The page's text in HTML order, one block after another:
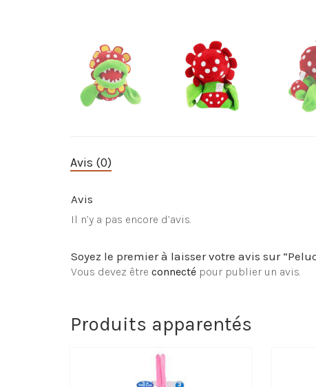
Avis (0)
Avis
Il n’y a pas encore d’avis.
Soyez le premier à laisser votre avis sur
Vous devez être connecté pour publier un avis.
Produits apparentés